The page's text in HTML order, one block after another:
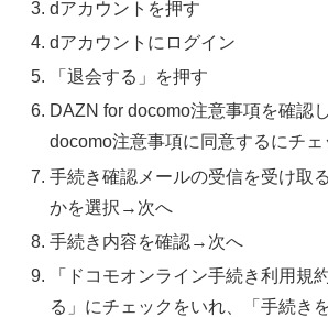
dアカウントを押す
dアカウントにログイン
「退会する」を押す
DAZN for docomo注意事項を確認し
docomo注意事項に同意するにチェ
手続き確認メールの受信を受け取
かを選択 → 次へ
手続き内容を確認→ 次へ
「ドコモオンライン手続き利用規
る」にチェックをいれ、「手続き